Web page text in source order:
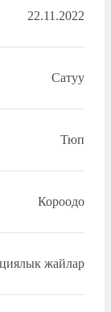
22.11.2022
Сатуу
Тюп
Короодо
жайлар